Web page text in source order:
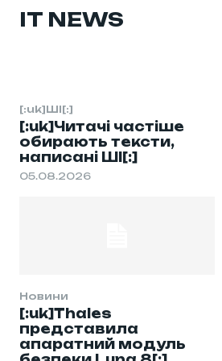
IT NEWS
[:uk]ШІ[:]
[:uk]Читачі частіше
обирають тексти,
написані ШІ[:]
05.08.2026
Новини
[:uk]Thales
представила
апаратний модуль